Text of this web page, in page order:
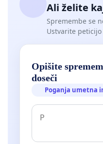
Ali želite
Spremembe se
Ustvarite
Opišite
doseči
Poganja umetna